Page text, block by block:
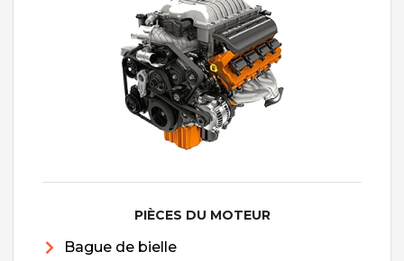
PIÈCES DU MOTEUR
Bague de bielle